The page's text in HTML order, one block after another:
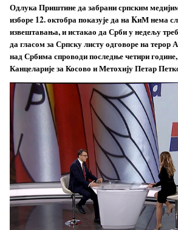
Одлука Приштине да забрани српским
изборе 12. октобра показује да на KиМ нема
извештавања, и истакао да Срби у недељу
да гласом за Српску листу одговоре на терор
над Србима спроводи последње четири
Канцеларије за Косово и Метохију Петар